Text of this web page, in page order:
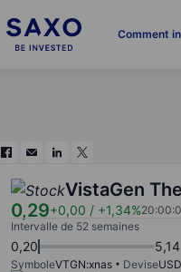
Comment
VistaGen
0,29+0,00 / +1,34%
Intervalle de 52 semaines
0,20 5,14
SymboleVTGN:xnas DeviseUSD